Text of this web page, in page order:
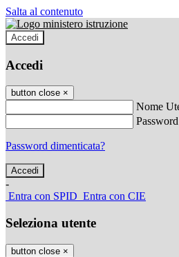
Salta al contenuto
Accedi
Accedi
button close ×
Nome
Password
Password dimenticata?
-
Entra con SPID Entra con CIE
Seleziona utente
button close ×